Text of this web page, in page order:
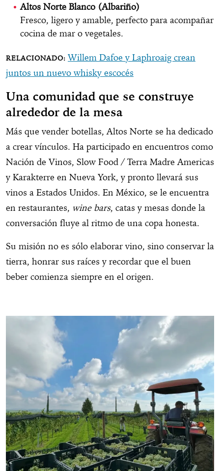
Altos Norte Blanco (Albariño)
Fresco, ligero y amable, perfecto para acompañar
cocina de mar o vegetales.
Willem Dafoe y Laphroaig crean
juntos un nuevo whisky escocés
Una comunidad que se construye
alrededor de la mesa
Más que vender botellas, Altos Norte se ha dedicado
a crear vínculos. Ha participado en encuentros como
Nación de Vinos, Slow Food / Terra Madre Americas
y Karakterre en Nueva York, y pronto llevará sus
vinos a Estados Unidos. En México, se le encuentra
en restaurantes, wine bars, catas y mesas donde la
conversación fluye al ritmo de una copa honesta.
Su misión no es sólo elaborar vino, sino conservar la
tierra, honrar sus raíces y recordar que el buen
beber comienza siempre en el origen.